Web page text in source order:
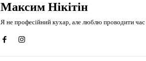
Максим Нікітін
Я не професійний кухар, але люблю проводити час